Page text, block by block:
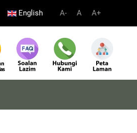
English A- A A+